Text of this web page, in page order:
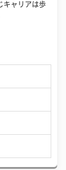
キャリアは歩